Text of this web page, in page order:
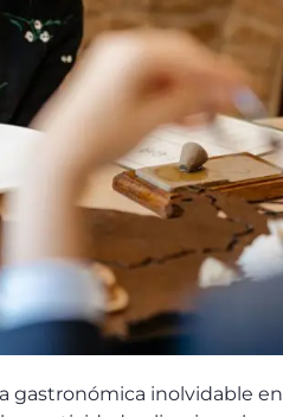
gastronómica inolvidable